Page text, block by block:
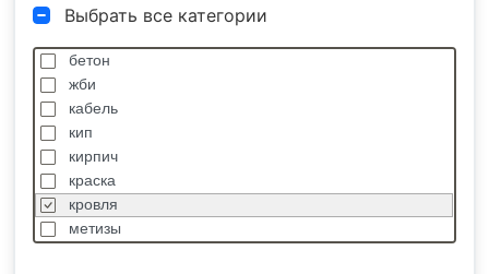
Выбрать все категории
бетон
жби
кабель
кип
кирпич
краска
кровля
метизы